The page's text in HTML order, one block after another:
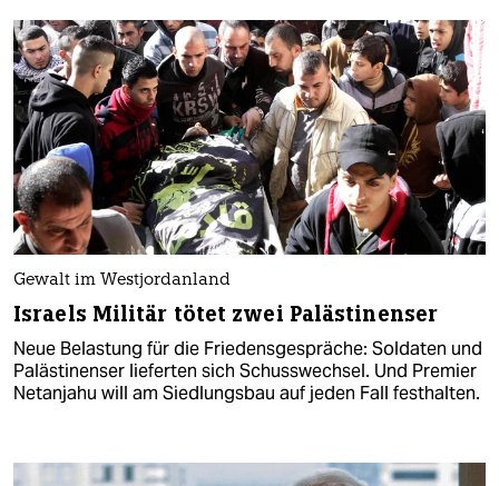
Gewalt im Westjordanland
Israels Militär tötet zwei Palästinenser
Neue Belastung für die Friedensgespräche: Soldaten und
Palästinenser lieferten sich Schusswechsel. Und Premier
Netanjahu will am Siedlungsbau auf jeden Fall festhalten.